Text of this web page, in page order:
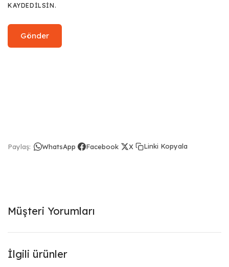
KAYDEDILSIN.
Paylaş: WhatsApp Facebook X Linki Kopyala
Müşteri Yorumları
İlgili ürünler